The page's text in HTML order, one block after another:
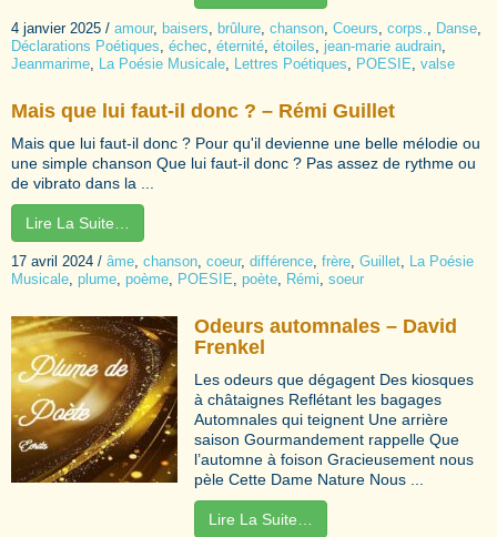
4 janvier 2025 / amour, baisers brûlure chanson Coeurs corps. Danse
Déclarations Poétiques échec éternité étoiles jean-marie audrain
Jeanmarime
La Poésie Musicale Lettres Poétiques POESIE valse
Mais que lui faut-il donc ? – Rémi Guillet
Mais que lui faut-il donc ? Pour qu'il devienne une belle mélodie ou
une simple chanson Que lui faut-il donc ? Pas assez de rythme ou
de vibrato dans la ...
Lire La Suite…
17 avril 2024 / âme chanson coeur, différence frère Guillet
La Poésie
Musicale plume poème POESIE poète Rémi soeur
Odeurs automnales – David
Frenkel
Les odeurs que dégagent Des kiosques
à châtaignes Reflétant les bagages
Automnales qui teignent Une arrière
saison Gourmandement rappelle Que
l’automne à foison Gracieusement nous
pèle Cette Dame Nature Nous ...
Lire La Suite…